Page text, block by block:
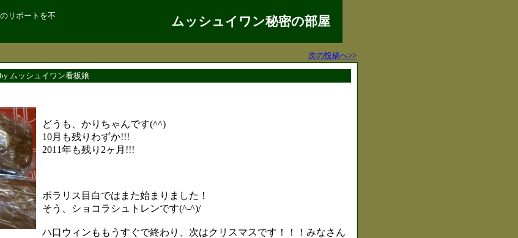
リポートを不
ムッシュイワン秘密の部屋
次の投稿へ>>
ムッシュイワン看板娘
どうも、かりちゃんです(^^)
10月も残りわずか!!!
2011年も残り2ヶ月!!!
ポラリス目白ではまた始まりました！
そう、ショコラシュトレンです(^-^)/
ハ口ウィンももうすぐで終わり、次はクリスマスです！！！みなさん